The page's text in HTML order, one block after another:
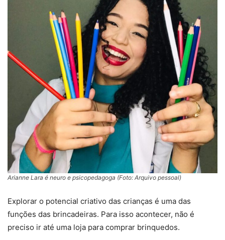
Arianne Lara é neuro e psicopedagoga (Foto: Arquivo pessoal)
Explorar o potencial criativo das crianças é uma das
funções das brincadeiras. Para isso acontecer, não é
preciso ir até uma loja para comprar brinquedos.